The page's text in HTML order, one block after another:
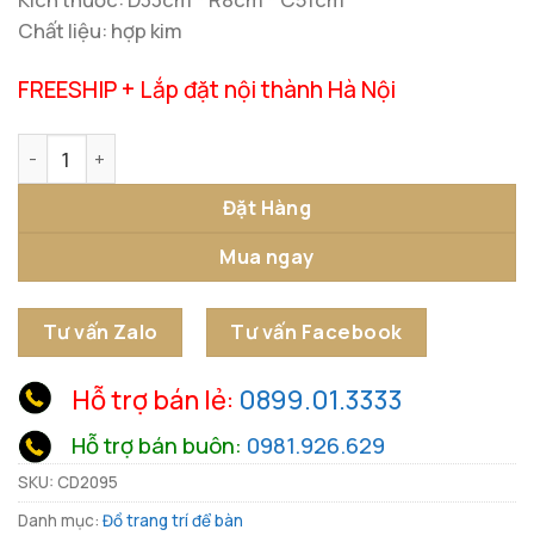
Chất liệu: hợp kim
FREESHIP + Lắp đặt nội thành Hà Nội
Đặt Hàng
Mua ngay
Tư vấn Zalo Tư vấn Facebook
Hỗ trợ bán lẻ: 0899.01.3333
Hỗ trợ bán buôn: 0981.926.629
SKU: CD2095
Danh mục: Đồ trang trí để bàn